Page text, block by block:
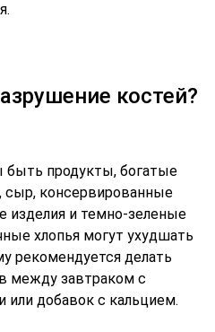
костей?
продукты, богатые
сыр, консервированные
изделия и темно-зеленые
хлопья могут ухудшать
рекомендуется делать
между завтраком с
добавок с кальцием.